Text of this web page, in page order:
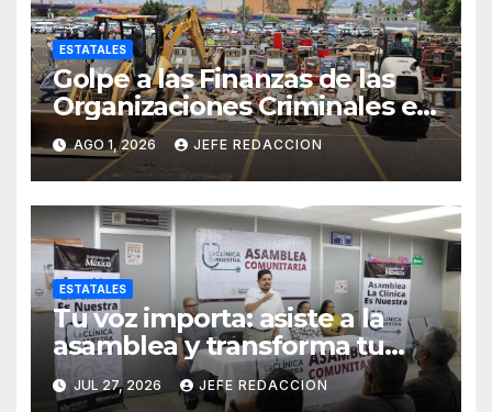
ESTATALES
Golpe a las Finanzas de las
Organizaciones Criminales en
Operativos
Interinstitucionales
AGO 1, 2026 JEFE REDACCION
ESTATALES
Tu voz importa: asiste a la
asamblea y transforma tu
clínica del IMSS-Bienestar
JUL 27, 2026 JEFE REDACCION